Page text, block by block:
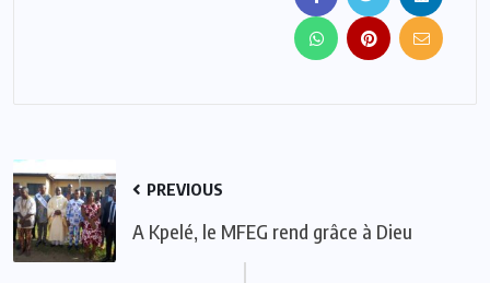
PREVIOUS
A Kpelé, le MFEG rend grâce à Dieu